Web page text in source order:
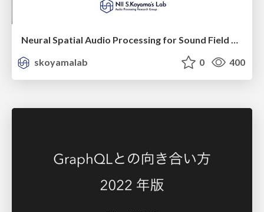
Neural Spatial Audio Processing for Sound Field Analysis and Control
skoyamalab
0 400